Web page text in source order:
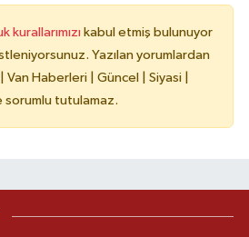
kurallarımızı kabul etmiş bulunuyor
Yazılan yorumlardan
Van Haberleri | Güncel | Siyasi |
sorumlu tutulamaz.